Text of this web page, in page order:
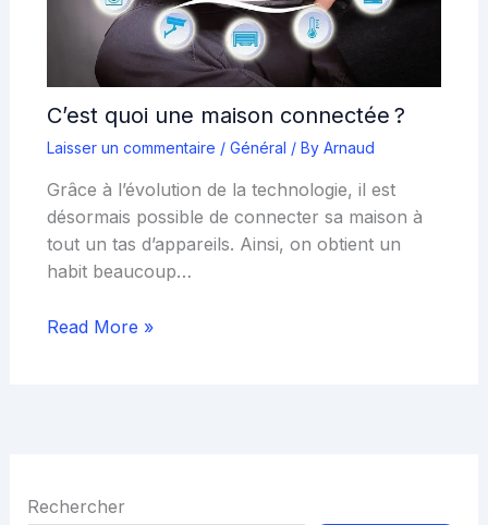
C’est quoi une maison connectée ?
Laisser un commentaire / Général / By Arnaud
Grâce à l’évolution de la technologie, il est
désormais possible de connecter sa maison à
tout un tas d’appareils. Ainsi, on obtient un
habit beaucoup…
Read More »
Rechercher